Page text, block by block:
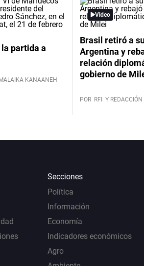
la partida a
KANAANEH
Video
Brasil retiró a
Argentina y
relación
gobierno de
POR RFI Y REDACCIÓN
Secciones
Política
Información
Economía
Indicadores económicos
Agro